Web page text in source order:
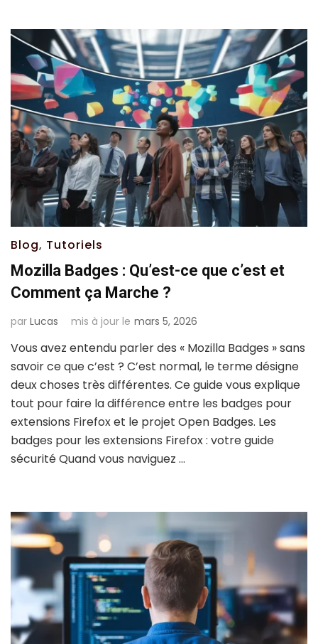
Blog, Tutoriels
Mozilla Badges : Qu’est-ce que c’est et
Comment ça Marche ?
par Lucas mis à jour le mars 5, 2026
Vous avez entendu parler des « Mozilla Badges » sans
savoir ce que c’est ? C’est normal, le terme désigne
deux choses très différentes. Ce guide vous explique
tout pour faire la différence entre les badges pour
extensions Firefox et le projet Open Badges. Les
badges pour les extensions Firefox : votre guide
sécurité Quand vous naviguez …